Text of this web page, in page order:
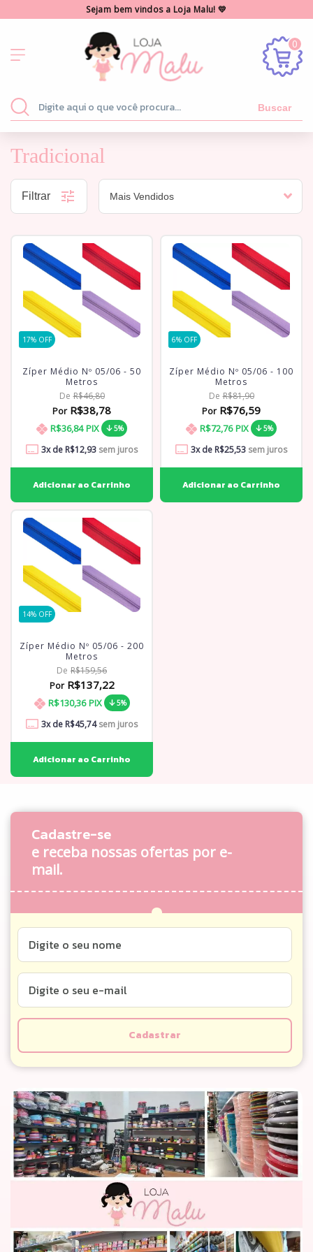
Sejam bem vindos a Loja Malu! 💛
0
Buscar
Tradicional
Filtrar
17% OFF
Zíper Médio Nº 05/06 - 50
Metros
De R$46,80
PorR$38,78
R$36,84 PIX 5%
3x de R$12,93 sem juros
6% OFF
Zíper Médio Nº 05/06 - 100
Metros
De R$81,90
PorR$76,59
R$72,76 PIX 5%
3x de R$25,53 sem juros
14% OFF
Zíper Médio Nº 05/06 - 200
Metros
De R$159,56
PorR$137,22
R$130,36 PIX 5%
3x de R$45,74sem juros
Cadastre-se
e receba nossas ofertas por e-
mail.